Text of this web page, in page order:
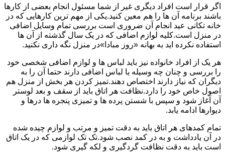
اگر قرار است افراد دیگری غیر از شما مسئول انجام بعضی از کارها
باشند برنامه آن ها را هم معین کنید.یکی از مهم ترین کارهایی که در
خانه تکانی عید انجام آن ضروری است بررسی تمام وسایل اضافی
در منزل است.کلیه لوازم اضافی که در یک سال گذشته از آن ها
استفاده نکرده اید به بهانه «روز مبادا»در منزل نگه داری نکنید.
هر یک از افراد خانواده نیز باید لباس ها و لوازم اضافی شخصی خود
را بررسی و چنان چه وسیله یا لباس اضافی دارند حتما آن را به
دیگران که نیاز دارند اختصاص دهند.تمیز کردن هر بخش از منزل هم
اصول خاص خود را دارد.نظافت هر اتاق باید از سقف و بعد لوستر
آن آغاز شود و سپس با شستن پرده ها و تمیزی پنجره ها درها و
دیوارها ادامه یابد.
تمام کمدهای هر اتاق باید به دقت تمیز و مرتب و لوازم چیده شده
در آن یادداشت و به در کمد نصب شود.تک تک لوازمی که در یک اتاق
است باید به دقت نظافت گردگیری و لکه گیری شود.